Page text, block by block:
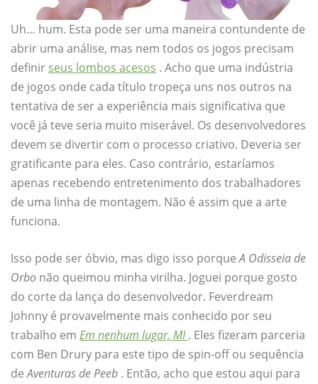
Uh… hum. Esta pode ser uma maneira contundente de
abrir uma análise, mas nem todos os jogos precisam
definir seus lombos acesos . Acho que uma indústria
de jogos onde cada título tropeça uns nos outros na
tentativa de ser a experiência mais significativa que
você já teve seria muito miserável. Os desenvolvedores
devem se divertir com o processo criativo. Deveria ser
gratificante para eles. Caso contrário, estaríamos
apenas recebendo entretenimento dos trabalhadores
de uma linha de montagem. Não é assim que a arte
funciona.
Isso pode ser óbvio, mas digo isso porqueA Odisseia de
Orbo não queimou minha virilha. Joguei porque gosto
do corte da lança do desenvolvedor. Feverdream
Johnny é provavelmente mais conhecido por seu
trabalho em Em nenhum lugar, MI . Eles fizeram parceria
com Ben Drury para este tipo de spin-off ou sequência
deAventuras de Peeb . Então, acho que estou aqui para